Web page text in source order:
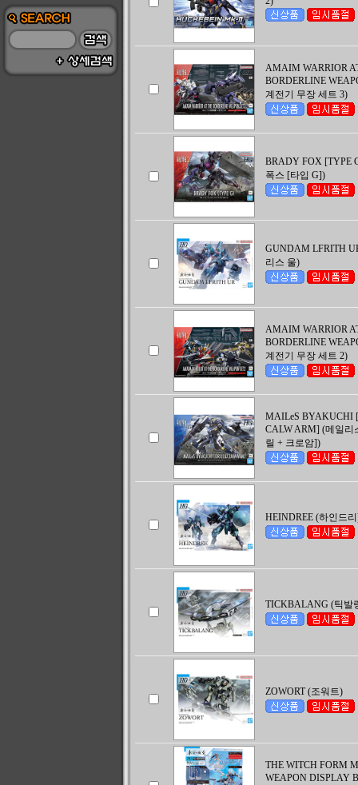
AMAIM WARRIOR
BORDERLINE
계전기 무장 세트 3)
BRADY FOX [TYPE
폭스 [타입 G])
GUNDAM LFRITH
리스 울)
AMAIM WARRIOR
BORDERLINE
계전기 무장 세트 2)
MAILeS BYAKUCHI
CALW ARM] (메일리
릴 + 크로암])
HEINDREE (하인드
TICKBALANG (틱발
ZOWORT (조워트)
THE WITCH FORM
WEAPON DISPLAY